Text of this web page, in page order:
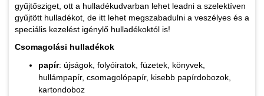
gyűjtősziget, ott a hulladékudvarban lehet leadni a szelektíven
gyűjtött hulladékot, de itt lehet megszabadulni a veszélyes és a
speciális kezelést igénylő hulladékoktól is!
Csomagolási hulladékok
papír: újságok, folyóiratok, füzetek, könyvek,
hullámpapír, csomagolópapír, kisebb papírdobozok,
kartondoboz